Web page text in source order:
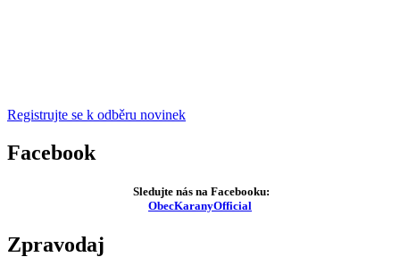
Registrujte se k odběru novinek
Facebook
Sledujte nás na Facebooku:
ObecKaranyOfficial
Zpravodaj